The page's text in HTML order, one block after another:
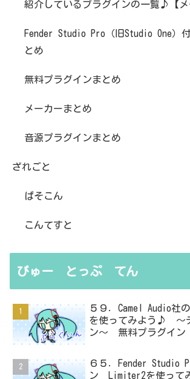
紹介しているプラグインの一覧♪【メ
Fender Studio Pro（旧Studio One）
とめ
無料プラグインまとめ
メーカーまとめ
音源プラグインまとめ
ざれごと
ぱそこん
こんてすと
びゅー とっぷ てん
５９．Camel Audio社
を使ってみよう♪ ～
ン～ 無料プラグイン
６５．Fender Studio
ン Limiter2を使って